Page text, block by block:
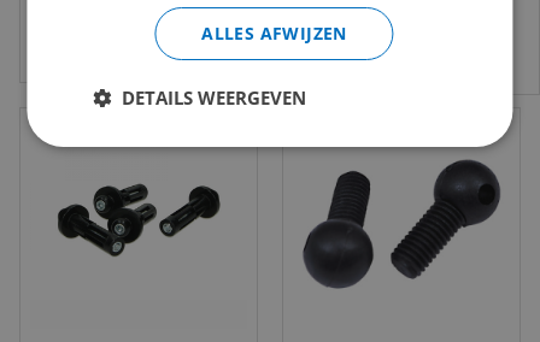
Bekijk product Bekijk product
info@merkvloerenwinkel.nl
ALLES AFWIJZEN
DETAILS WEERGEVEN